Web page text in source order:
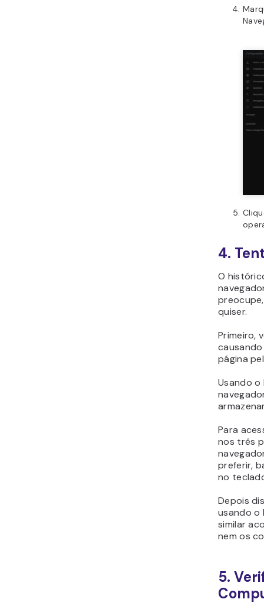
4.
O
quiser.
Primeiro,
página
Usando o
Para
nos três
preferir,
no
Depois
usando o
similar
nem os
5.